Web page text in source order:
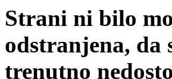
Strani ni bilo
odstranjena, da
trenutno